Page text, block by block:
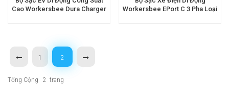
Cao Workersbee Dura Charger
Workersbee EPort C 3 Pha Loại
1 2
Tổng Cộng 2 Trang